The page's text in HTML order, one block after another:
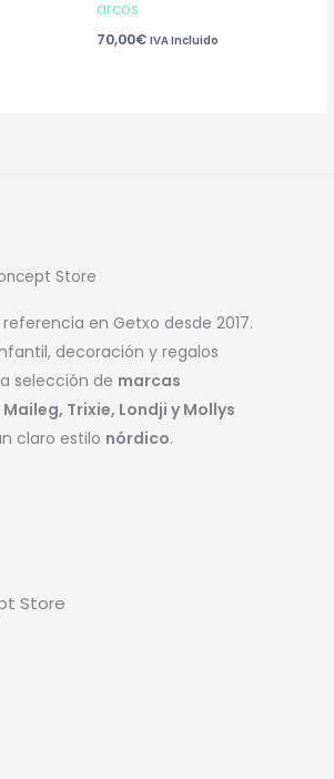
arcos
70,00€ IVA Incluido
Store
en Getxo desde 2017.
decoración y regalos
selección de marcas
Trixie, Londji y Mollys
claro estilo nórdico.
Store